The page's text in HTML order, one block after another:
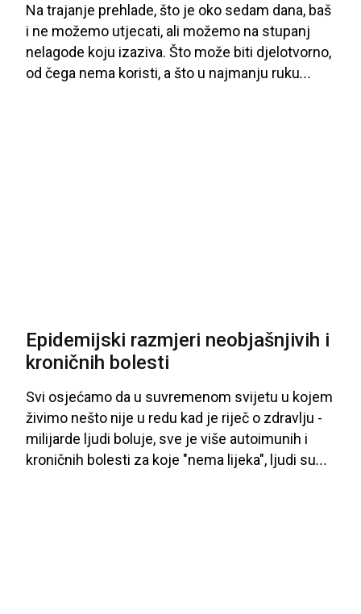
Na trajanje prehlade, što je oko sedam dana, baš
i ne možemo utjecati, ali možemo na stupanj
nelagode koju izaziva. Što može biti djelotvorno,
od čega nema koristi, a što u najmanju ruku...
Epidemijski razmjeri neobjašnjivih i
kroničnih bolesti
Svi osjećamo da u suvremenom svijetu u kojem
živimo nešto nije u redu kad je riječ o zdravlju -
milijarde ljudi boluje, sve je više autoimunih i
kroničnih bolesti za koje "nema lijeka", ljudi su...